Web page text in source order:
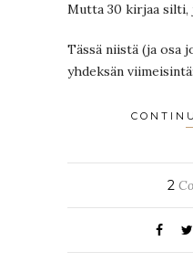
Mutta 30 kirjaa silti,
Tässä niistä (ja osa
yhdeksän viimeisintä:
2